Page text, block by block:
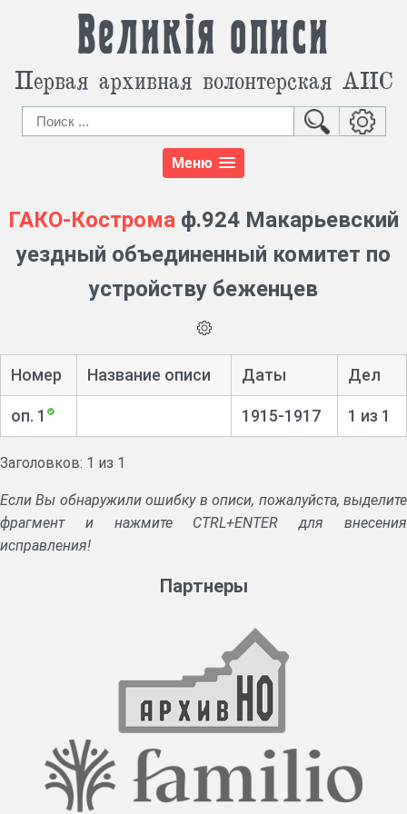
Великія описи
Первая архивная волонтерская АИС
Меню
ГАКО-Кострома ф.924 Макарьевский
уездный объединенный комитет по
устройству беженцев
Номер Название описи Даты Дел
оп. 1 1915-1917 1 из 1
Заголовков: 1 из 1
Если Вы обнаружили ошибку в описи, пожалуйста, выделите
фрагмент и нажмите CTRL+ENTER для внесения
исправления!
Партнеры